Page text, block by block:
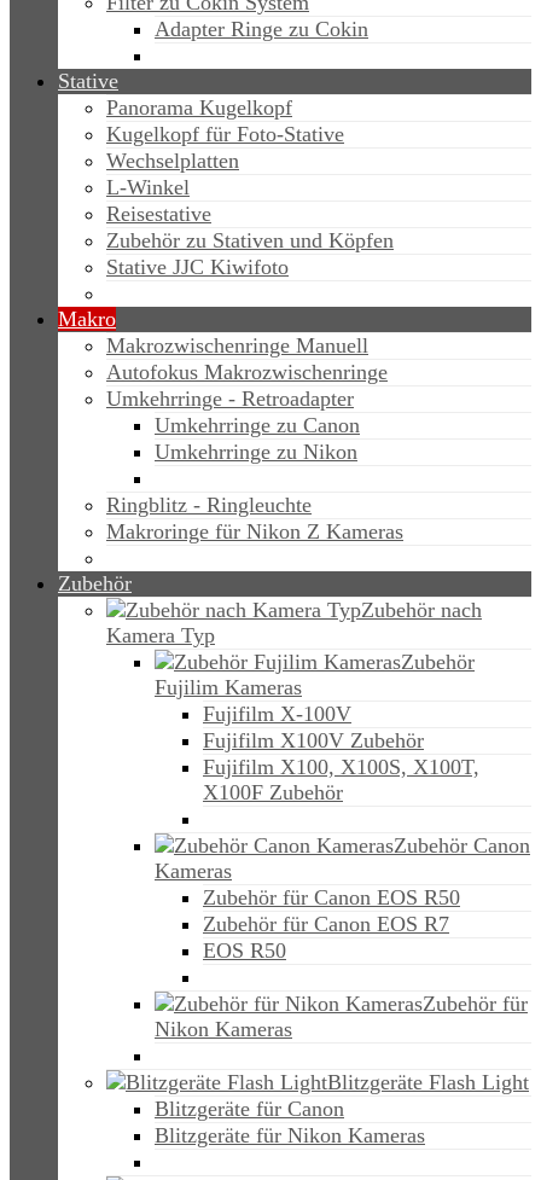
Adapter Ringe zu Cokin
Stative
Panorama Kugelkopf
Kugelkopf für Foto-Stative
Wechselplatten
L-Winkel
Reisestative
Zubehör zu Stativen und Köpfen
Stative JJC Kiwifoto
Makro
Makrozwischenringe Manuell
Autofokus Makrozwischenringe
Umkehrringe - Retroadapter
Umkehrringe zu Canon
Umkehrringe zu Nikon
Ringblitz - Ringleuchte
Makroringe für Nikon Z Kameras
Zubehör
Zubehör nach
Kamera Typ
Zubehör
Fujilim Kameras
Fujifilm X-100V
Fujifilm X100V Zubehör
Fujifilm X100, X100S, X100T,
X100F Zubehör
Zubehör Canon
Kameras
Zubehör für Canon EOS R50
Zubehör für Canon EOS R7
EOS R50
Zubehör für
Nikon Kameras
Blitzgeräte Flash Light
Blitzgeräte für Canon
Blitzgeräte für Nikon Kameras